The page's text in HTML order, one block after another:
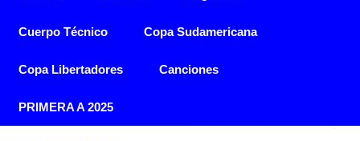
Cuerpo Técnico Copa Sudamericana
Copa Libertadores Canciones
PRIMERA A 2025